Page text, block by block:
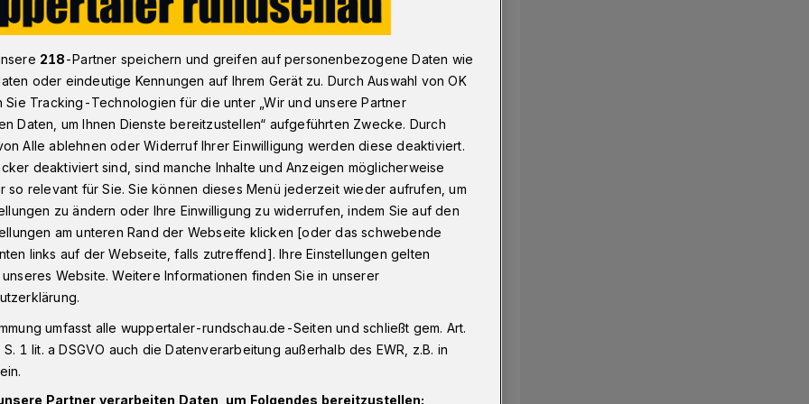
- Oberbarmen Brücke Fischertal: Stahlkontruktion eingehoben
eingehoben
Baustelle am Fischertal in Wuppertal-
Mai 2026) die neue Stahlkonstruktion
worden.
218-Partner speichern und greifen auf personenbezogene Daten wie
oder eindeutige Kennungen auf Ihrem Gerät zu. Durch Auswahl von OK
Sie Tracking-Technologien für die unter „Wir und unsere Partner
Daten, um Ihnen Dienste bereitzustellen“ aufgeführten Zwecke. Durch
Alle ablehnen oder Widerruf Ihrer Einwilligung werden diese deaktiviert.
deaktiviert sind, sind manche Inhalte und Anzeigen möglicherweise
so relevant für Sie. Sie können dieses Menü jederzeit wieder aufrufen, um
zu ändern oder Ihre Einwilligung zu widerrufen, indem Sie auf den
am unteren Rand der Webseite klicken [oder das schwebende
links auf der Webseite, falls zutreffend]. Ihre Einstellungen gelten
Website. Weitere Informationen finden Sie in unserer
umfasst alle wuppertaler-rundschau.de-Seiten und schließt gem. Art.
1 lit. a DSGVO auch die Datenverarbeitung außerhalb des EWR, z.B. in
Partner verarbeiten Daten, um Folgendes bereitzustellen: